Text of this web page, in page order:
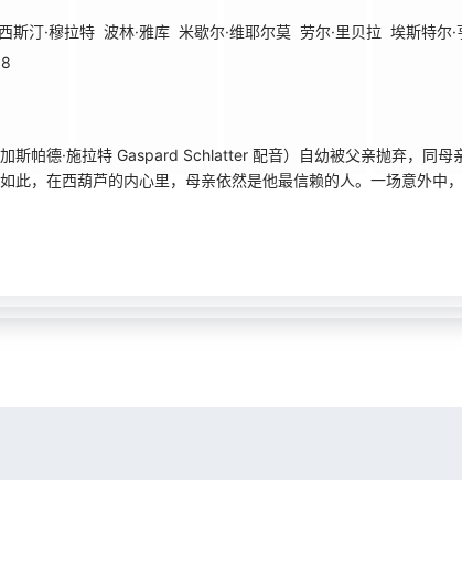
斯汀·穆拉特 波林·雅库 米歇尔·维耶尔莫 劳尔·里贝拉 埃斯特尔·
帕德·施拉特 Gaspard Schlatter 配音）自幼被父亲抛弃，同母
此，在西葫芦的内心里，母亲依然是他最信赖的人。一场意外中